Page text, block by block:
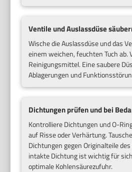
Ventile und Auslassdüse
Wische die Auslassdüse und das
einem weichen, feuchten Tuch ab.
Reinigungsmittel. Eine saubere
Ablagerungen und
Dichtungen prüfen und bei
Kontrolliere Dichtungen und O-
auf Risse oder Verhärtung.
Dichtungen gegen Originalteile
intakte Dichtung ist wichtig für
optimale Kohlensäurezufuhr.